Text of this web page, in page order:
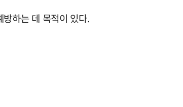
하는 데 목적이 있다.